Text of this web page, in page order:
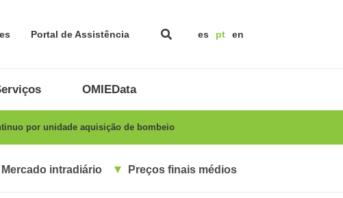
Portal de Assistência es pt en
OMIEData
por unidade aquisição de bombeio
Mercado intradiário Preços finais médios